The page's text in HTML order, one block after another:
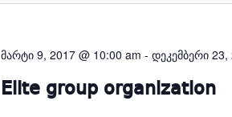
მარტი 9, 2017 @ 10:00 am - დეკემბერი
Elite group organization